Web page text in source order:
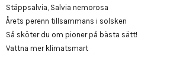
Stäppsalvia, Salvia nemorosa
Årets perenn tillsammans i solsken
Så sköter du om pioner på bästa sätt!
Vattna mer klimatsmart